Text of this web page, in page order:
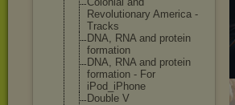
Revolutionary America -
Tracks
DNA, RNA and protein
formation
DNA, RNA and protein
formation - For
iPod_iPhone
Double V